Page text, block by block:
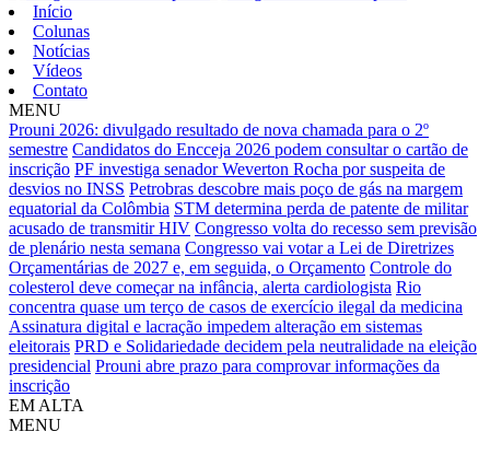
Início
Colunas
Notícias
Vídeos
Contato
MENU
Prouni 2026: divulgado resultado de nova chamada para o 2º
semestre Candidatos do Encceja 2026 podem consultar o cartão de
inscrição PF investiga senador Weverton Rocha por suspeita de
desvios no INSS Petrobras descobre mais poço de gás na margem
equatorial da Colômbia STM determina perda de patente de militar
acusado de transmitir HIV Congresso volta do recesso sem previsão
de plenário nesta semana Congresso vai votar a Lei de Diretrizes
Orçamentárias de 2027 e, em seguida, o Orçamento Controle do
colesterol deve começar na infância, alerta cardiologista Rio
concentra quase um terço de casos de exercício ilegal da medicina
Assinatura digital e lacração impedem alteração em sistemas
eleitorais PRD e Solidariedade decidem pela neutralidade na eleição
presidencial Prouni abre prazo para comprovar informações da
inscrição
EM ALTA
MENU